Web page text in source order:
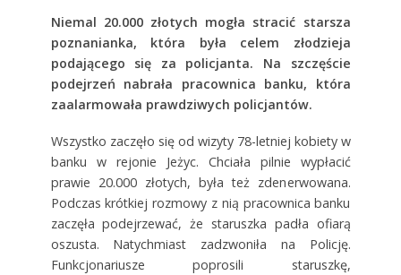
Niemal 20.000 złotych mogła stracić starsza
poznanianka, która była celem złodzieja
podającego się za policjanta. Na szczęście
podejrzeń nabrała pracownica banku, która
zaalarmowała prawdziwych policjantów.
Wszystko zaczęło się od wizyty 78-letniej kobiety w
banku w rejonie Jeżyc. Chciała pilnie wypłacić
prawie 20.000 złotych, była też zdenerwowana.
Podczas krótkiej rozmowy z nią pracownica banku
zaczęła podejrzewać, że staruszka padła ofiarą
oszusta. Natychmiast zadzwoniła na Policję.
Funkcjonariusze poprosili staruszkę,